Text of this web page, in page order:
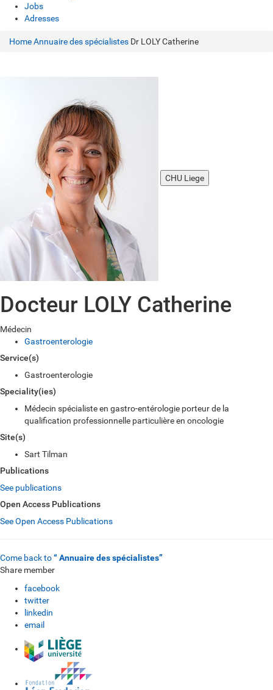
Jobs
Adresses
HomeAnnuaire des spécialistes Dr LOLY Catherine
CHU Liege
Docteur LOLY Catherine
Médecin
Gastroenterologie
Service(s)
Gastroenterologie
Speciality(ies)
Médecin spécialiste en gastro-entérologie porteur de la
qualification professionnelle particulière en oncologie
Site(s)
Sart Tilman
Publications
See publications
Open Access Publications
See Open Access Publications
Come back to“ Annuaire des spécialistes”
Share member
facebook
twitter
linkedin
email